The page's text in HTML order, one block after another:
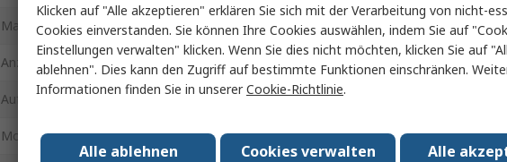
Maximale Ansprechtemperatur 30°C
Anzahl der Ansprechbereiche
Aufkleber pro Pack 10
Montageausrichtung Horizontal
Klicken auf "Alle akzeptieren" erklären Sie sich mit der Verarbeitung von nicht-
Cookies einverstanden. Sie können Ihre Cookies auswählen, indem Sie auf
Einstellungen verwalten" klicken. Wenn Sie dies nicht möchten, klicken Sie auf
ablehnen". Dies kann den Zugriff auf bestimmte Funktionen einschränken.
Informationen finden Sie in unsererCookie-Richtlinie.
Alle
Cookies verwalten
Alle ablehnen